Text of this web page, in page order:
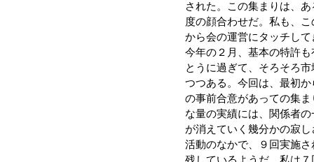
された。この集まりは、
度の顔合わせだ。私も、
から会の運営にタッチして
今年の２月、基本の特許
とうに過ぎて、そろそろ
つつある。今回は、最初
の事前合意があっての集
な量の実績には、関係者
が消えていく幾分かの寂
活動のなかで、９回実施